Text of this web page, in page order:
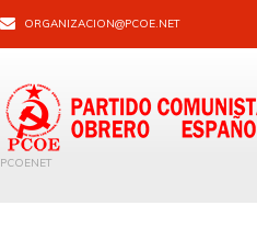
ORGANIZACION@PCOE.NET
PCOENET